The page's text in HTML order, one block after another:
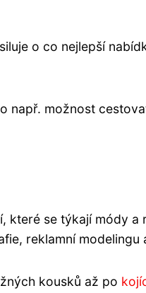
o co nejlepší
např. možnost
se týkají módy a
reklamní modelingu
kousků až po